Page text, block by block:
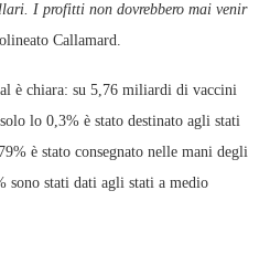
I profitti non dovrebbero mai venir
Callamard.
è chiara: su 5,76 miliardi di vaccini
lo 0,3% è stato destinato agli stati
è stato consegnato nelle mani degli
sono stati dati agli stati a medio